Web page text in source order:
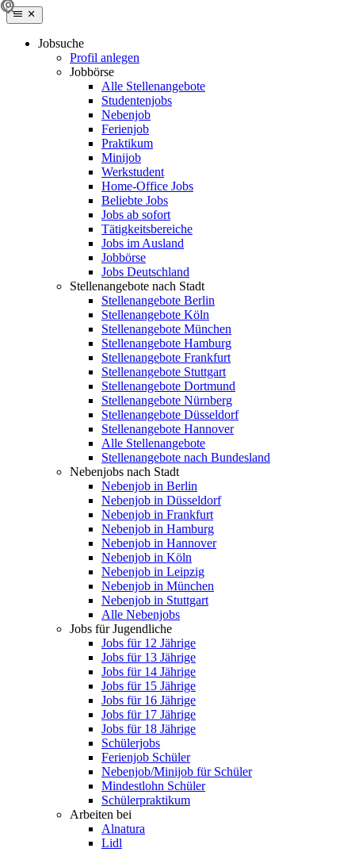
Jobsuche
Profil anlegen
Jobbörse
Alle Stellenangebote
Studentenjobs
Nebenjob
Ferienjob
Praktikum
Minijob
Werkstudent
Home-Office Jobs
Beliebte Jobs
Jobs ab sofort
Tätigkeitsbereiche
Jobs im Ausland
Jobbörse
Jobs Deutschland
Stellenangebote nach Stadt
Stellenangebote Berlin
Stellenangebote Köln
Stellenangebote München
Stellenangebote Hamburg
Stellenangebote Frankfurt
Stellenangebote Stuttgart
Stellenangebote Dortmund
Stellenangebote Nürnberg
Stellenangebote Düsseldorf
Stellenangebote Hannover
Alle Stellenangebote
Stellenangebote nach Bundesland
Nebenjobs nach Stadt
Nebenjob in Berlin
Nebenjob in Düsseldorf
Nebenjob in Frankfurt
Nebenjob in Hamburg
Nebenjob in Hannover
Nebenjob in Köln
Nebenjob in Leipzig
Nebenjob in München
Nebenjob in Stuttgart
Alle Nebenjobs
Jobs für Jugendliche
Jobs für 12 Jährige
Jobs für 13 Jährige
Jobs für 14 Jährige
Jobs für 15 Jährige
Jobs für 16 Jährige
Jobs für 17 Jährige
Jobs für 18 Jährige
Schülerjobs
Ferienjob Schüler
Nebenjob/Minijob für Schüler
Mindestlohn Schüler
Schülerpraktikum
Arbeiten bei
Alnatura
Lidl